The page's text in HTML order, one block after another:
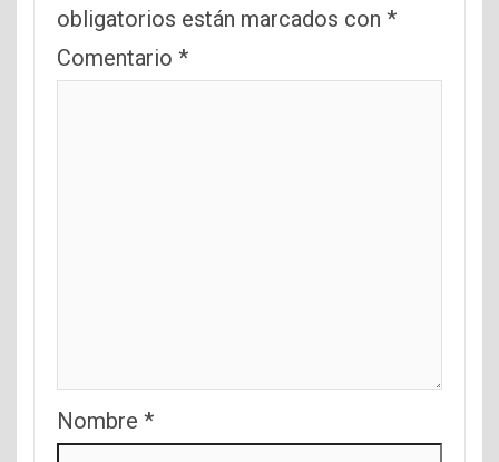
obligatorios están marcados con *
Comentario *
Nombre *